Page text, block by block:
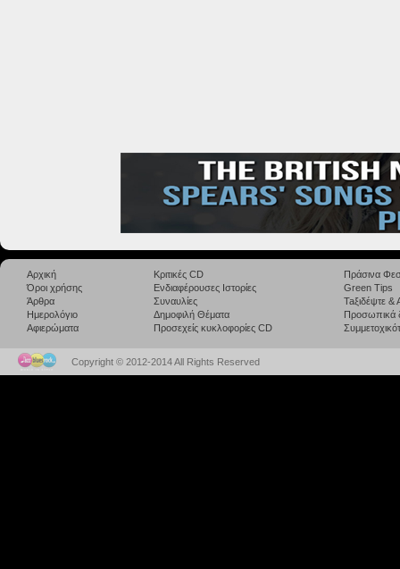
Αρχική
Όροι χρήσης
Άρθρα
Ημερολόγιο
Αφιερώματα
Κριτικές CD
Ενδιαφέρουσες Ιστορίες
Συναυλίες
Δημοφιλή Θέματα
Προσεχείς κυκλοφορίες CD
Πράσινα
Green Tips
Taξιδέψτε
Προσωπικά
Copyright © 2012-2014 All Rights Reserved